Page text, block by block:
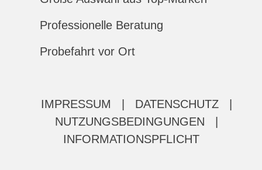
Professionelle Beratung
Probefahrt vor Ort
IMPRESSUM DATENSCHUTZ
NUTZUNGSBEDINGUNGEN
INFORMATIONSPFLICHT